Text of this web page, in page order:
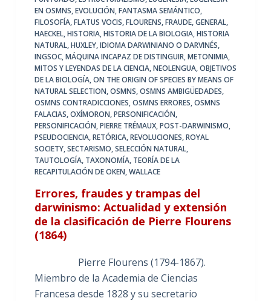
EN OSMNS,EVOLUCIÓN,FANTASMA SEMÁNTICO,
FILOSOFÍA,FLATUS VOCIS,FLOURENS,FRAUDE,GENERAL,
HAECKEL,HISTORIA,HISTORIA DE LA BIOLOGIA,HISTORIA
NATURAL,HUXLEY,IDIOMA DARWINIANO O DARVINÉS,
INGSOC,MÁQUINA INCAPAZ DE DISTINGUIR,METONIMIA,
MITOS Y LEYENDAS DE LA CIENCIA,NEOLENGUA,OBJETIVOS
DE LA BIOLOGÍA,ON THE ORIGIN OF SPECIES BY MEANS OF
NATURAL SELECTION,OSMNS,OSMNS AMBIGÜEDADES,
OSMNS CONTRADICCIONES,OSMNS ERRORES,OSMNS
FALACIAS,OXÍMORON,PERSONIFICACIÓN,
PERSONIFICACIÓN,PIERRE TRÉMAUX,POST-DARWINISMO,
PSEUDOCIENCIA,RETÓRICA,REVOLUCIONES,ROYAL
SOCIETY,SECTARISMO,SELECCIÓN NATURAL,
TAUTOLOGÍA, TAXONOMÍA, TEORÍA DE LA
RECAPITULACIÓN DE OKEN,WALLACE
Errores, fraudes y trampas del
darwinismo: Actualidad y extensión
de la clasificación de Pierre Flourens
(1864)
Pierre Flourens (1794-1867).
Miembro de la Academia de Ciencias
Francesa desde 1828 y su secretario